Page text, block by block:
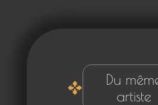
Du
artiste